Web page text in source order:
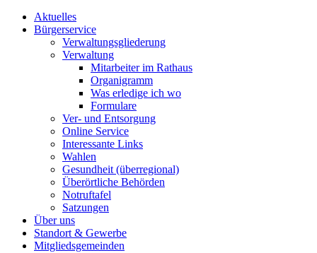
Aktuelles
Bürgerservice
Verwaltungsgliederung
Verwaltung
Mitarbeiter im Rathaus
Organigramm
Was erledige ich wo
Formulare
Ver- und Entsorgung
Online Service
Interessante Links
Wahlen
Gesundheit (überregional)
Überörtliche Behörden
Notruftafel
Satzungen
Über uns
Standort & Gewerbe
Mitgliedsgemeinden